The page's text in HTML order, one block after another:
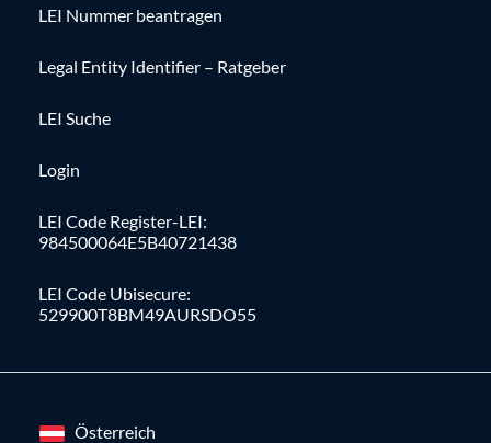
LEI Nummer beantragen
Legal Entity Identifier – Ratgeber
LEI Suche
Login
LEI Code Register-LEI:
984500064E5B40721438
LEI Code Ubisecure:
529900T8BM49AURSDO55
Österreich